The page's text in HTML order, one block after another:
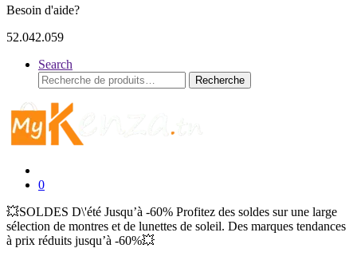
Besoin d'aide?
52.042.059
Search
Recherche
pour :
Recherche
0
💥SOLDES D\'été Jusqu’à -60% Profitez des soldes sur une large
sélection de montres et de lunettes de soleil. Des marques tendances
à prix réduits jusqu’à -60%💥